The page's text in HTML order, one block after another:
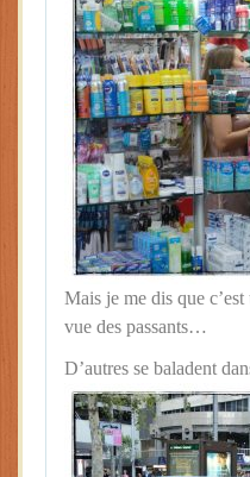
Mais je me dis que
vue des passants…
D’autres se baladent